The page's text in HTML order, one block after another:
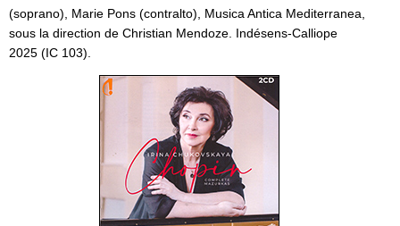
(soprano), Marie Pons (contralto), Musica Antica Mediterranea,
sous la direction de Christian Mendoze. Indésens-Calliope
2025 (IC 103).